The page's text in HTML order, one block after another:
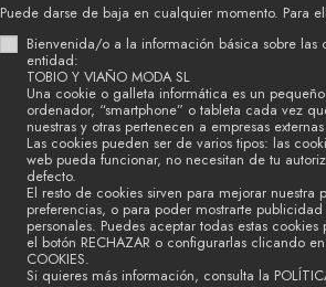
Puede darse de baja en cualquier momento. Para
Bienvenida/o a la información básica sobre
entidad:
TOBIO Y VIAÑO MODA SL
Una cookie o galleta informática es un
ordenador, “smartphone” o tableta cada vez
nuestras y otras pertenecen a empresas
Las cookies pueden ser de varios tipos: las
web pueda funcionar, no necesitan de tu
defecto.
El resto de cookies sirven para mejorar
preferencias, o para poder mostrarte
personales. Puedes aceptar todas estas
el botón RECHAZAR o configurarlas clicando
COOKIES.
Si quieres más información, consulta la